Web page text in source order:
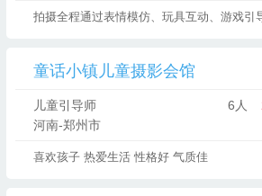
童话小镇儿童摄影会馆
儿童引导师 6人
河南-郑州市
喜欢孩子 热爱生活 性格好 气质佳